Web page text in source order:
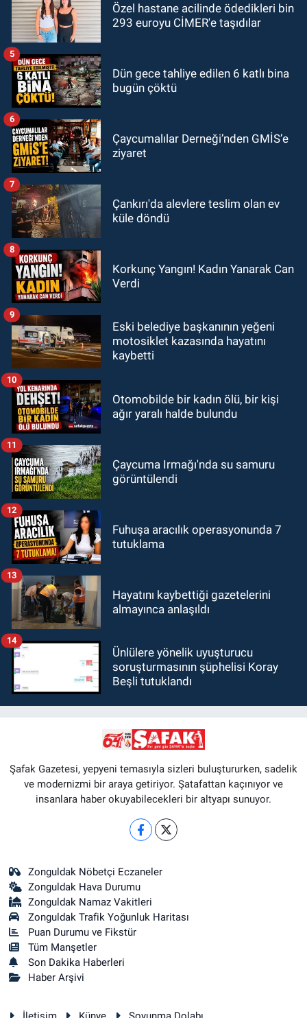
Özel hastane acilinde ödedikleri bin
293 euroyu CİMER'e taşıdılar
Dün gece tahliye edilen 6 katlı bina
bugün çöktü
5
Çaycumalılar Derneği’nden GMİS’e
ziyaret
6
Çankırı'da alevlere teslim olan ev
küle döndü
7
Korkunç Yangın! Kadın Yanarak Can
Verdi
8
Eski belediye başkanının yeğeni
motosiklet kazasında hayatını
kaybetti
9
Otomobilde bir kadın ölü, bir kişi
ağır yaralı halde bulundu
10
Çaycuma Irmağı'nda su samuru
görüntülendi
11
Fuhuşa aracılık operasyonunda 7
tutuklama
12
Hayatını kaybettiği gazetelerini
almayınca anlaşıldı
13
Ünlülere yönelik uyuşturucu
soruşturmasının şüphelisi Koray
Beşli tutuklandı
14
Şafak Gazetesi, yepyeni temasıyla sizleri buluştururken, sadelik
ve modernizmi bir araya getiriyor. Şatafattan kaçınıyor ve
insanlara haber okuyabilecekleri bir altyapı sunuyor.
Zonguldak Nöbetçi Eczaneler
Zonguldak Hava Durumu
Zonguldak Namaz Vakitleri
Zonguldak Trafik Yoğunluk Haritası
Puan Durumu ve Fikstür
Tüm Manşetler
Son Dakika Haberleri
Haber Arşivi